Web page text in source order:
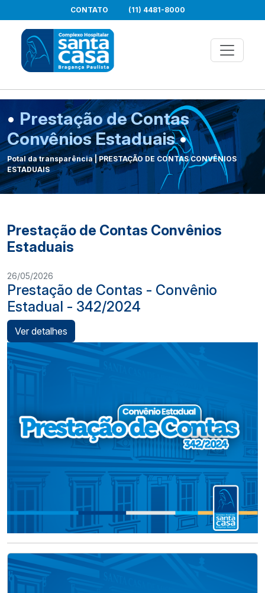
CONTATO (11) 4481-8000
• Prestação de Contas
Convênios Estaduais •
Potal da transparência | PRESTAÇÃO DE CONTAS CONVÊNIOS
ESTADUAIS
Prestação de Contas Convênios
Estaduais
26/05/2026
Prestação de Contas - Convênio
Estadual - 342/2024
Ver detalhes